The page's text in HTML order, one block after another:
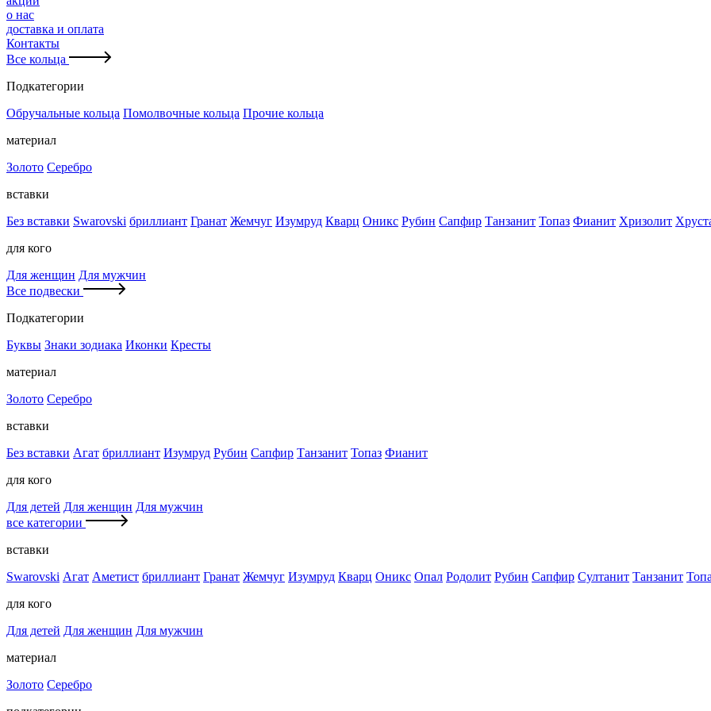
о нас
доставка и оплата
Контакты
Все кольца
Подкатегории
Обручальные кольца Помолвочные кольца Прочие кольца
материал
Золото Серебро
вставки
Без вставки Swarovski бриллиант Гранат Жемчуг Изумруд Кварц Оникс Рубин Сапфир Танзанит Топаз Фианит Хризолит
для кого
Для женщин Для мужчин
Все подвески
Подкатегории
Буквы Знаки зодиака Иконки Кресты
материал
Золото Серебро
вставки
Без вставки Агат бриллиант Изумруд Рубин Сапфир Танзанит Топаз Фианит
для кого
Для детей Для женщин Для мужчин
все категории
вставки
Swarovski Агат Аметист бриллиант Гранат Жемчуг Изумруд Кварц Оникс Опал Родолит Рубин Сапфир Султанит Танзанит
для кого
Для детей Для женщин Для мужчин
материал
Золото Серебро